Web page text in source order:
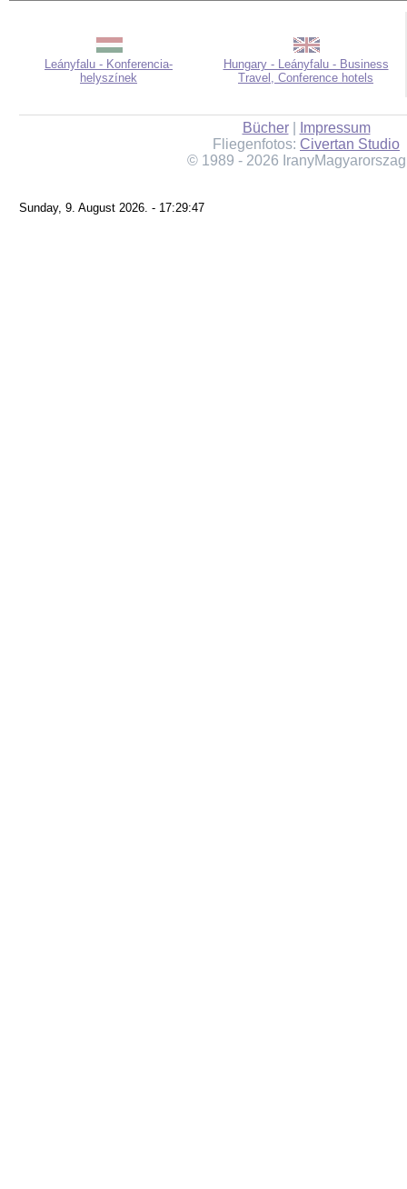
Leányfalu - Konferencia-
helyszínek
Hungary - Leányfalu - Business
Travel, Conference hotels
Bücher|
Impressum
Fliegenfotos: Civertan Studio
© 1989 - 2026
Sunday, 9. August 2026. - 17:29:47